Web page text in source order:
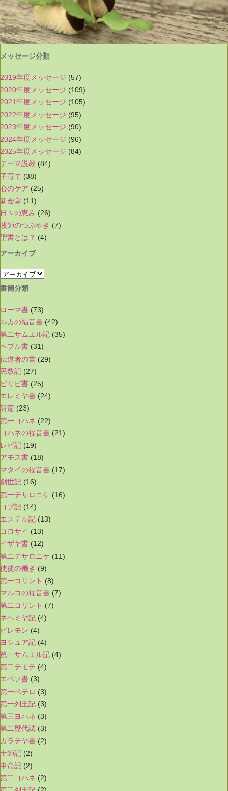
メッセージ分類
2019年度メッセージ (57)
2020年度メッセージ (109)
2021年度メッセージ (105)
2022年度メッセージ (95)
2023年度メッセージ (90)
2024年度メッセージ (96)
2025年度メッセージ (84)
テーマ説教 (84)
子育て (38)
心のケア (25)
新会堂 (11)
日々の恵み (26)
牧師のつぶやき (7)
聖書とは？ (4)
アーカイブ
書簡分類
ローマ書 (73)
ルカの福音書 (42)
第二サムエル記 (35)
ヘブル書 (31)
伝道者の書 (29)
民数記 (27)
ピリピ書 (25)
エレミヤ書 (24)
詩篇 (23)
第一ヨハネ (22)
ヨハネの福音書 (21)
レビ記 (19)
アモス書 (18)
マタイの福音書 (17)
創世記 (16)
第一テサロニケ (16)
ヨブ記 (14)
エステル記 (13)
コロサイ (13)
イザヤ書 (12)
第二テサロニケ (11)
使徒の働き (9)
第一コリント (8)
マルコの福音書 (7)
第二コリント (7)
ネヘミヤ記 (4)
ピレモン (4)
ヨシュア記 (4)
第一サムエル記 (4)
第二テモテ (4)
エペソ書 (3)
第一ペテロ (3)
第一列王記 (3)
第三ヨハネ (3)
第二歴代誌 (3)
ガラテヤ書 (2)
士師記 (2)
申命記 (2)
第二ヨハネ (2)